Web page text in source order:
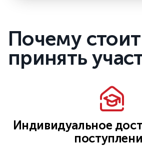
Почему стоит
принять
Индивидуальное